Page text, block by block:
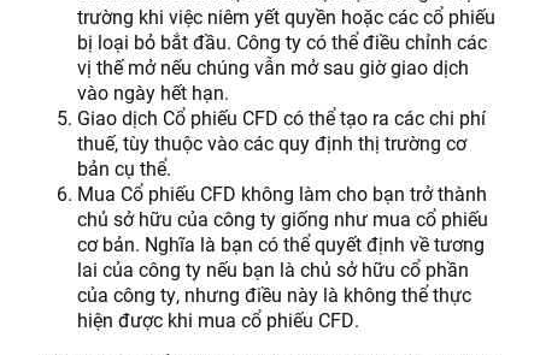
trường khi việc niêm yết quyền hoặc các cổ phiếu
bị loại bỏ bắt đầu. Công ty có thể điều chỉnh các
vị thế mở nếu chúng vẫn mở sau giờ giao dịch
vào ngày hết hạn.
Giao dịch Cổ phiếu CFD có thể tạo ra các chi phí
thuế, tùy thuộc vào các quy định thị trường cơ
bản cụ thể.
Mua Cổ phiếu CFD không làm cho bạn trở thành
chủ sở hữu của công ty giống như mua cổ phiếu
cơ bản. Nghĩa là bạn có thể quyết định về tương
lai của công ty nếu bạn là chủ sở hữu cổ phần
của công ty, nhưng điều này là không thể thực
hiện được khi mua cổ phiếu CFD.